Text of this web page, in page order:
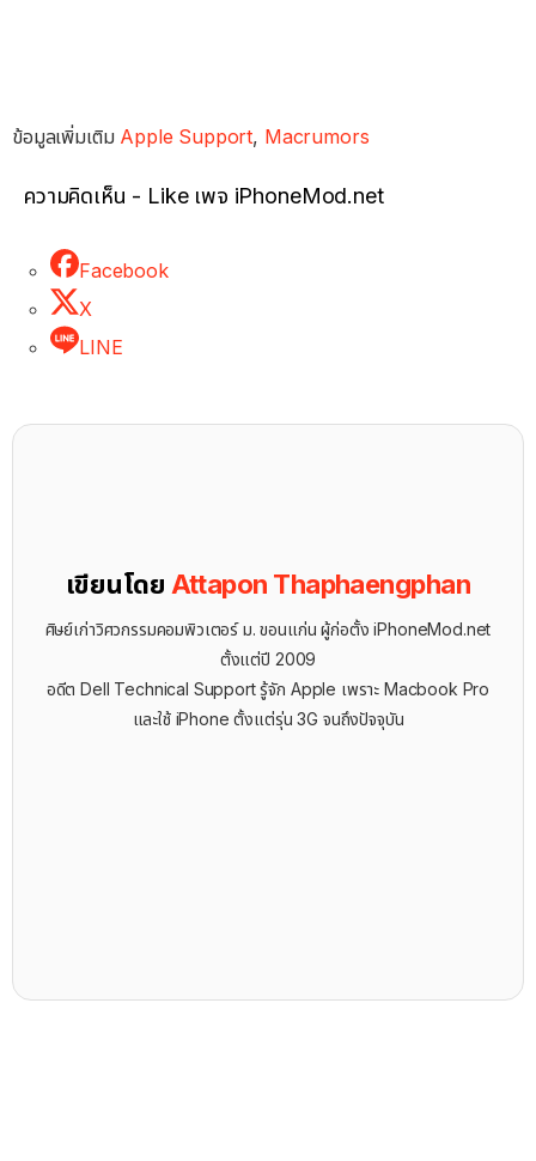
ข้อมูลเพิ่มเติม Apple Support, Macrumors
ความคิดเห็น - Like เพจ iPhoneMod.net
Facebook
X
LINE
เขียนโดย Attapon Thaphaengphan
ศิษย์เก่าวิศวกรรมคอมพิวเตอร์ ม. ขอนแก่น ผู้ก่อตั้ง iPhoneMod.net
ตั้งแต่ปี 2009
อดีต Dell Technical Support รู้จัก ​Apple เพราะ Macbook Pro
และใช้ iPhone ตั้งแต่รุ่น 3G จนถึงปัจจุบัน